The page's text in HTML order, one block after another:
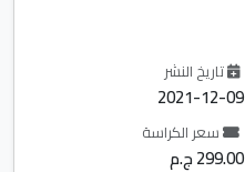
تاريخ النشر
2021-12-09
سعر الكراسة
299.00 ج.م